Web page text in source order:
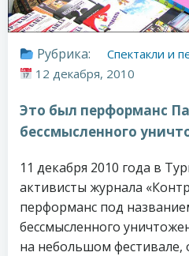
Рубрика:
Спектакли и
12 декабря, 2010
Это был перформанс
бессмысленного
11 декабря 2010 года в
активисты журнала
перформанс под
бессмысленного
на небольшом фестивале,